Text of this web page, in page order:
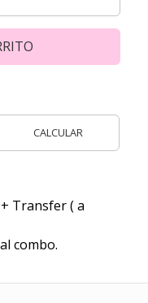
CALCULAR
Transfer ( a
combo.